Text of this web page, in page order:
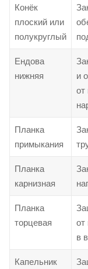
Конёк
плоский или
полукруглый
Ендова
нижняя
и
от
Планка
примыкания
Планка
карнизная
Планка
торцевая
от
в
Капельник